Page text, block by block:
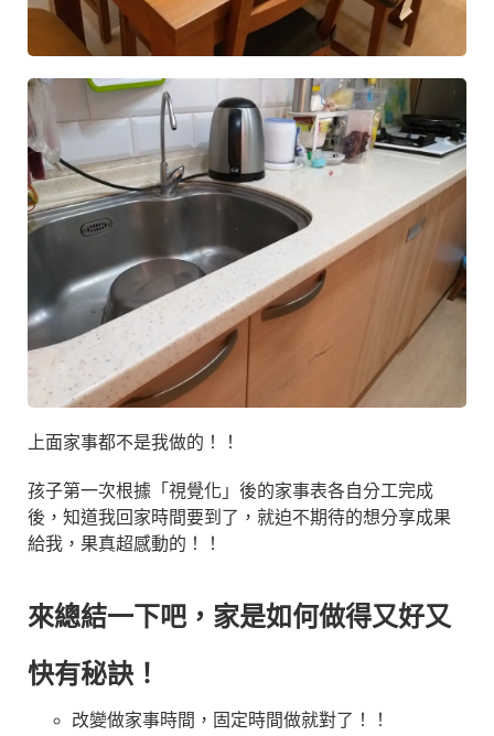
上面家事都不是我做的！！
孩子第一次根據「視覺化」後的家事表各自分工完成
後，知道我回家時間要到了，就迫不期待的想分享成果
給我，果真超感動的！！
來總結一下吧，家是如何做得又好又
快有秘訣！
改變做家事時間，固定時間做就對了！！